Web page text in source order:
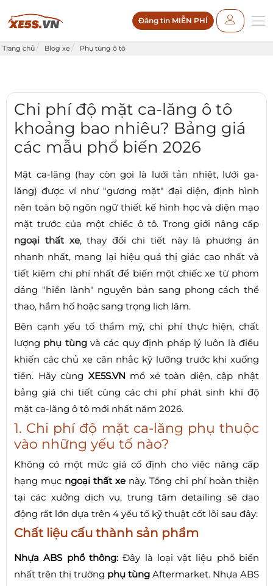
Đăng tin MIỄN PHÍ
Trang chủ Blog xe Phụ tùng ô tô
Chi phí độ mặt ca-lăng ô tô
khoảng bao nhiêu? Bảng giá
các mẫu phổ biến 2026
Mặt ca-lăng (hay còn gọi là lưới tản nhiệt, lưới ga-
lăng) được ví như "gương mặt" đại diện, định hình
nên toàn bộ ngôn ngữ thiết kế hình học và diện mạo
mặt trước của một chiếc ô tô. Trong giới nâng cấp
ngoại thất xe, thay đổi chi tiết này là phương án
nhanh nhất, mang lại hiệu quả thị giác cao nhất và
tiết kiệm chi phí nhất để biến một chiếc xe từ phom
dáng "hiền lành" nguyên bản sang phong cách thể
thao, hầm hố hoặc sang trọng lịch lãm.
Bên cạnh yếu tố thẩm mỹ, chi phí thực hiện, chất
lượng phụ tùngvà các quy định pháp lý luôn là điều
khiến các chủ xe cân nhắc kỹ lưỡng trước khi xuống
tiền. Hãy cùng XE5S.VNmổ xẻ toàn diện, cập nhật
bảng giá chi tiết cùng các chi phí phát sinh khi độ
mặt ca-lăng ô tô mới nhất năm 2026.
1. Chi phí độ mặt ca-lăng phụ thuộc
vào những yếu tố nào?
Không có một mức giá cố định cho việc nâng cấp
hạng mục ngoại thất xe này. Tổng chi phí hoàn thiện
tại các xưởng dịch vụ, trung tâm detailing sẽ dao
động rất lớn dựa trên 4 yếu tố kỹ thuật cốt lõi sau đây:
Chất liệu cấu thành sản phẩm
Nhựa ABS phổ thông:Đây là loại vật liệu phổ biến
nhất trên thị trường phụ tùng Aftermarket. Nhựa ABS